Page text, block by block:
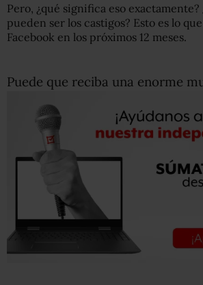
Pero, ¿qué significa eso exactamente?
pueden ser los castigos? Esto es lo
Facebook en los próximos 12 meses.
Puede que reciba una enorme